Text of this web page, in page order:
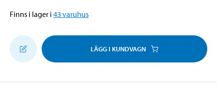
Finns i lager i 43 varuhus
LÄGG I KUNDVAGN